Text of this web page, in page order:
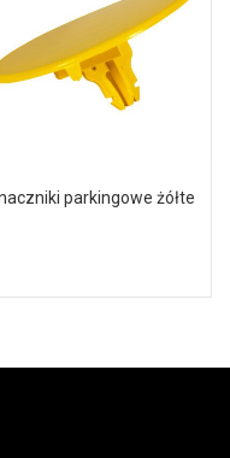
parkingowe żółte